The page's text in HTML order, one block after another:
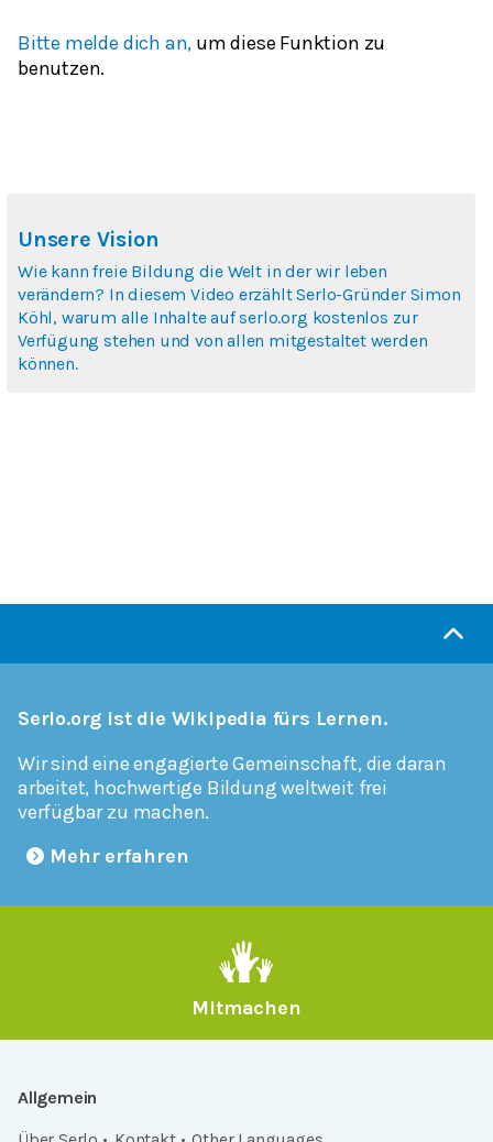
Bitte melde dich an, um diese Funktion zu
benutzen.
Unsere Vision
Wie kann freie Bildung die Welt in der wir leben
verändern? In diesem Video erzählt Serlo-Gründer Simon
Köhl, warum alle Inhalte auf serlo.org kostenlos zur
Verfügung stehen und von allen mitgestaltet werden
können.
Serlo.org ist die Wikipedia fürs Lernen.
Wir sind eine engagierte Gemeinschaft, die daran
arbeitet, hochwertige Bildung weltweit frei
verfügbar zu machen.
Mehr erfahren
Mitmachen
Allgemein